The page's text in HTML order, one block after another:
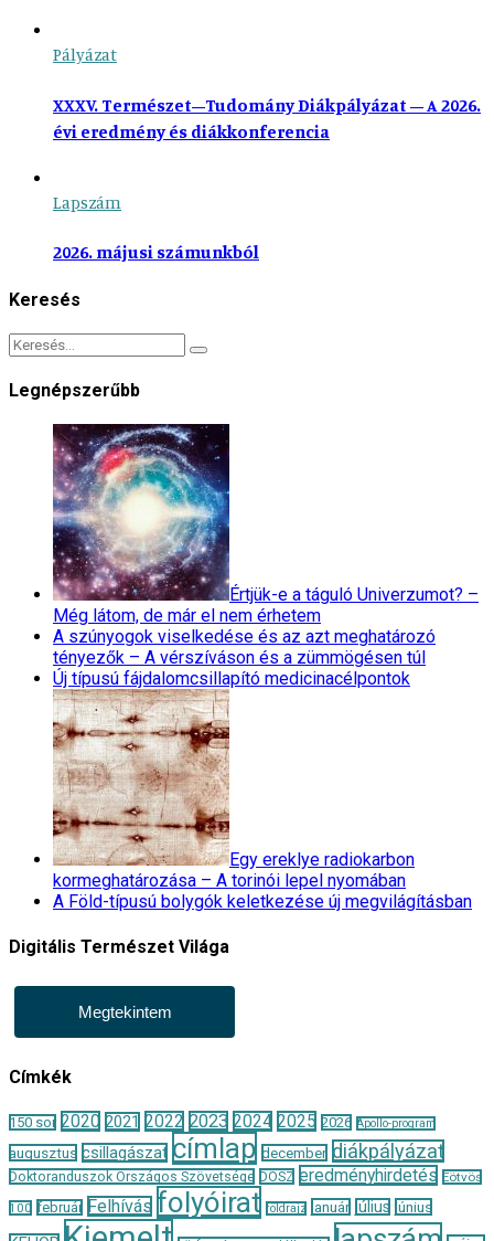
Pályázat
XXXV. Természet–Tudomány Diákpályázat – A 2026.
évi eredmény és diákkonferencia
Lapszám
2026. májusi számunkból
Keresés
Legnépszerűbb
Értjük-e a táguló Univerzumot? –
Még látom, de már el nem érhetem
A szúnyogok viselkedése és az azt meghatározó
tényezők – A vérszíváson és a zümmögésen túl
Új típusú fájdalomcsillapító medicinacélpontok
Egy ereklye radiokarbon
kormeghatározása – A torinói lepel nyomában
A Föld-típusú bolygók keletkezése új megvilágításban
Digitális Természet Világa
Megtekintem
Címkék
150 sor 2020 2021 2022 2023 2024 2025 2026 Apollo-program
augusztus csillagászat címlap december diákpályázat
Doktoranduszok Országos Szövetsége DOSZ eredményhirdetés Eötvös
100 február Felhívás folyóirat földrajz január július június